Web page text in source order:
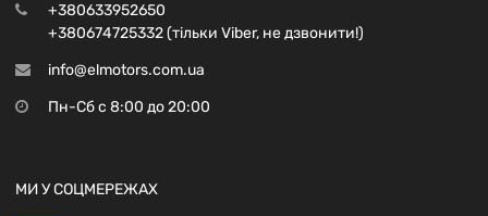
+380633952650
+380674725332 (тільки Viber, не дзвонити!)
info@elmotors.com.ua
Пн-Сб с 8:00 до 20:00
МИ У СОЦМЕРЕЖАХ